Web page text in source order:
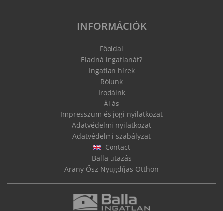
INFORMÁCIÓK
Főoldal
Eladná ingatlanát?
Ingatlan hírek
Rólunk
Irodáink
Állás
Impresszum és jogi nyilatkozat
Adatvédelmi nyilatkozat
Adatvédelmi szabályzat
Contact
Balla utazás
Arany Ősz Nyugdíjas Otthon